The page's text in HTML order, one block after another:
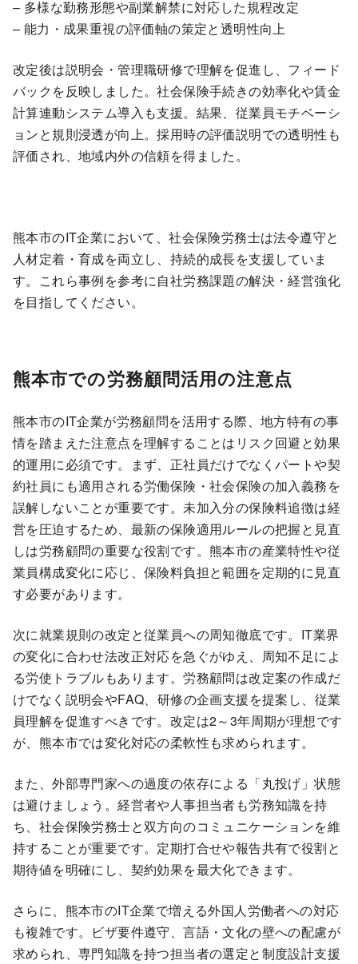
– 多様な勤務形態や副業解禁に対応した規程改定
– 能力・成果重視の評価軸の策定と透明性向上
改定後は説明会・管理職研修で理解を促進し、フィード
バックを反映しました。社会保険手続きの効率化や賃金
計算連動システム導入も支援。結果、従業員モチベーシ
ョンと規則浸透が向上。採用時の評価説明での透明性も
評価され、地域内外の信頼を得ました。
熊本市のIT企業において、社会保険労務士は法令遵守と
人材定着・育成を両立し、持続的成長を支援していま
す。これら事例を参考に自社労務課題の解決・経営強化
を目指してください。
熊本市での労務顧問活用の注意点
熊本市のIT企業が労務顧問を活用する際、地方特有の事
情を踏まえた注意点を理解することはリスク回避と効果
的運用に必須です。まず、正社員だけでなくパートや契
約社員にも適用される労働保険・社会保険の加入義務を
誤解しないことが重要です。未加入分の保険料追徴は経
営を圧迫するため、最新の保険適用ルールの把握と見直
しは労務顧問の重要な役割です。熊本市の産業特性や従
業員構成変化に応じ、保険料負担と範囲を定期的に見直
す必要があります。
次に就業規則の改定と従業員への周知徹底です。IT業界
の変化に合わせ法改正対応を急ぐがゆえ、周知不足によ
る労使トラブルもあります。労務顧問は改定案の作成だ
けでなく説明会やFAQ、研修の企画支援を提案し、従業
員理解を促進すべきです。改定は2～3年周期が理想です
が、熊本市では変化対応の柔軟性も求められます。
また、外部専門家への過度の依存による「丸投げ」状態
は避けましょう。経営者や人事担当者も労務知識を持
ち、社会保険労務士と双方向のコミュニケーションを維
持することが重要です。定期打合せや報告共有で役割と
期待値を明確にし、契約効果を最大化できます。
さらに、熊本市のIT企業で増える外国人労働者への対応
も複雑です。ビザ要件遵守、言語・文化の壁への配慮が
求められ、専門知識を持つ担当者の選定と制度設計支援